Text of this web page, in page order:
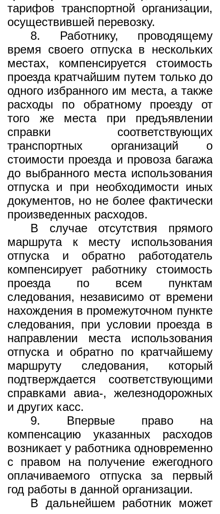
тарифов транспортной организации,
осуществившей перевозку.
8. Работнику, проводящему
время своего отпуска в нескольких
местах, компенсируется стоимость
проезда кратчайшим путем только до
одного избранного им места, а также
расходы по обратному проезду от
того же места при предъявлении
справки соответствующих
транспортных организаций о
стоимости проезда и провоза багажа
до выбранного места использования
отпуска и при необходимости иных
документов, но не более фактически
произведенных расходов.
В случае отсутствия прямого
маршрута к месту использования
отпуска и обратно работодатель
компенсирует работнику стоимость
проезда по всем пунктам
следования, независимо от времени
нахождения в промежуточном пункте
следования, при условии проезда в
направлении места использования
отпуска и обратно по кратчайшему
маршруту следования, который
подтверждается соответствующими
справками авиа-, железнодорожных
и других касс.
9. Впервые право на
компенсацию указанных расходов
возникает у работника одновременно
с правом на получение ежегодного
оплачиваемого отпуска за первый
год работы в данной организации.
В дальнейшем работник может